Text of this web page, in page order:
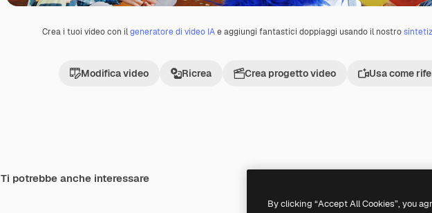
Crea i tuoi video con ilgeneratore di video IAe aggiungi fantastici doppiaggi usando il nostro
Modifica video Ricrea Crea progetto video Usa come
Ti potrebbe anche interessare
By clicking “Accept All Cookies”, you